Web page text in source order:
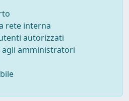
rete interna
autorizzati
amministratori